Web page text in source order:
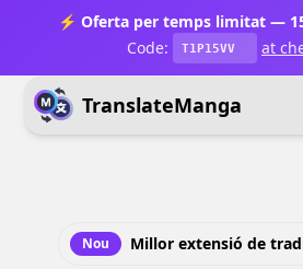
⚡ Oferta per temps limitat —
Code:
T1P15VV at
TranslateManga
Nou Millor extensió de